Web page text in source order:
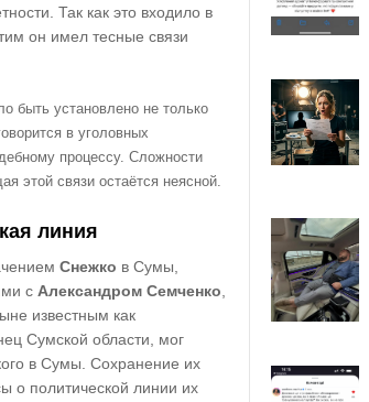
Так как это входило в
он имел тесные связи
быть установлено не только
в уголовных
процессу. Сложности
этой связи остаётся неясной.
линия
Снежко в Сумы,
с Александром Семченко
известным как
Сумской области, мог
в Сумы. Сохранение их
о политической линии их